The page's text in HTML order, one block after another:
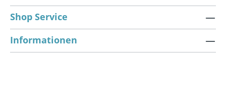
Shop Service
Informationen